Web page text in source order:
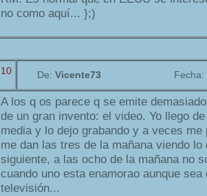
no como aquí... };)
10 De: Vicente73 Fecha:
A los q os parece q se emite
de un gran invento: el video. Yo llego
media y lo dejo grabando y a veces me
me dan las tres de la mañana viendo lo
siguiente, a las ocho de la mañana no
cuando uno esta enamorao aunque sea
televisión...